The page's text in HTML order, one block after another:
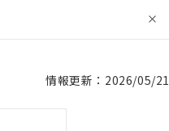
情報更新：2026/05/21